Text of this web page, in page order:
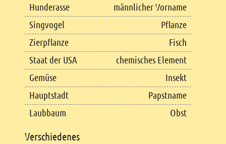
Hunderasse
männlicher Vorname
Singvogel
Pflanze
Zierpflanze
Fisch
Staat der USA
chemisches Element
Gemüse
Insekt
Hauptstadt
Papstname
Laubbaum
Obst
Verschiedenes